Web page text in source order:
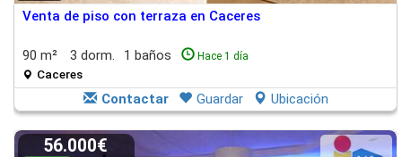
Venta de piso con terraza en Caceres
90 m² 3 dorm. 1 baños Hace 1 día
Caceres
Contactar Guardar Ubicación
56.000€